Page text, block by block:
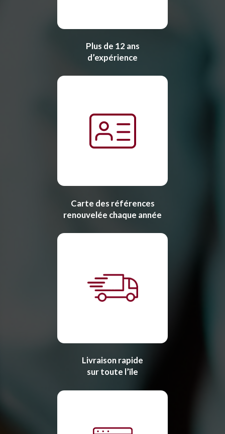
Plus de 12 ans
d’expérience
Carte des références
renouvelée chaque année
Livraison rapide
sur toute l’île